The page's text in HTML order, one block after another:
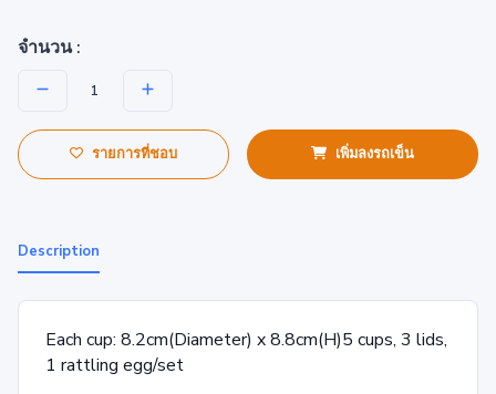
จำนวน :
รายการที่ชอบ เพิ่มลงรถเข็น
Description
Each cup: 8.2cm(Diameter) x 8.8cm(H)5 cups, 3 lids,
1 rattling egg/set